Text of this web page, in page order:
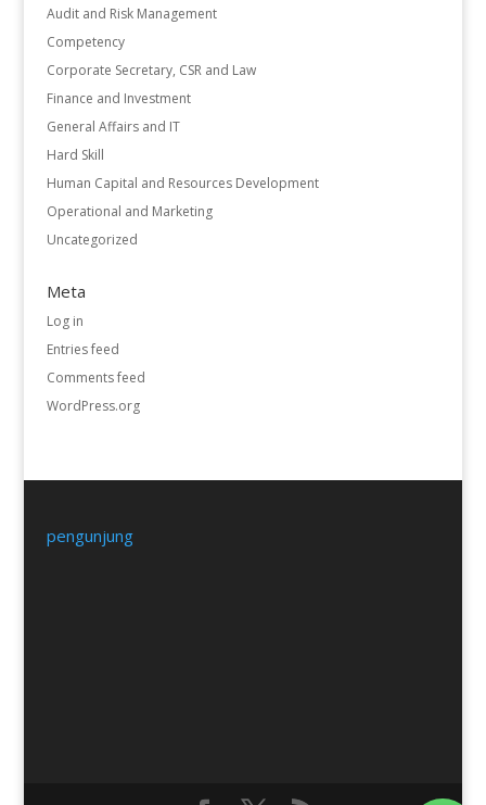
Audit and Risk Management
Competency
Corporate Secretary, CSR and Law
Finance and Investment
General Affairs and IT
Hard Skill
Human Capital and Resources Development
Operational and Marketing
Uncategorized
Meta
Log in
Entries feed
Comments feed
WordPress.org
pengunjung